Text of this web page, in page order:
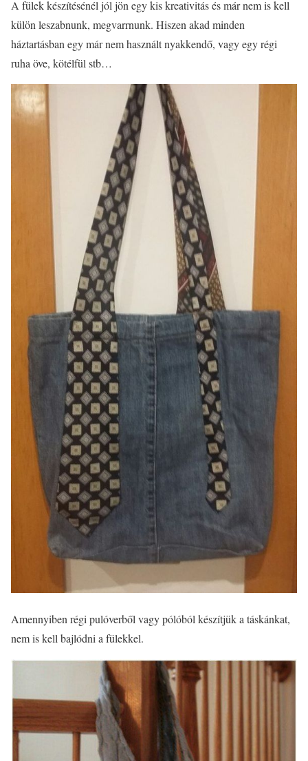
A fülek készítésénél jól jön egy kis kreativitás és már nem is kell
külön leszabnunk, megvarrnunk. Hiszen akad minden
háztartásban egy már nem használt nyakkendő, vagy egy régi
ruha öve, kötélfül stb…
Amennyiben régi pulóverből vagy pólóból készítjük a táskánkat,
nem is kell bajlódni a fülekkel.